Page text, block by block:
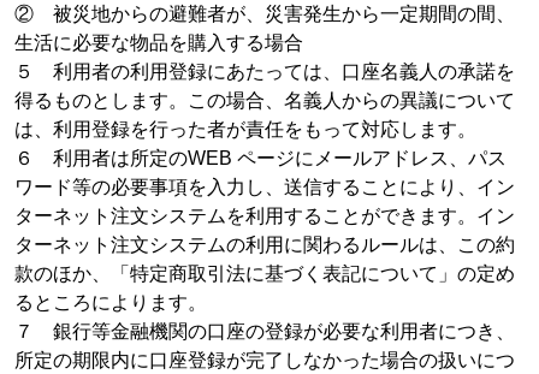
② 被災地からの避難者が、災害発生から一定期間の間、
生活に必要な物品を購入する場合
５ 利用者の利用登録にあたっては、口座名義人の承諾を
得るものとします。この場合、名義人からの異議について
は、利用登録を行った者が責任をもって対応します。
６ 利用者は所定のWEB ページにメールアドレス、パス
ワード等の必要事項を入力し、送信することにより、イン
ターネット注文システムを利用することができます。イン
ターネット注文システムの利用に関わるルールは、この約
款のほか、「特定商取引法に基づく表記について」の定め
るところによります。
７ 銀行等金融機関の口座の登録が必要な利用者につき、
所定の期限内に口座登録が完了しなかった場合の扱いにつ